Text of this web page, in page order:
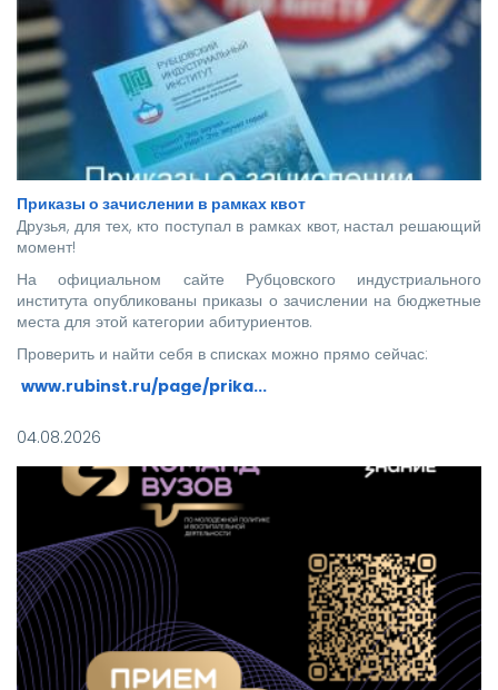
Приказы о зачислении в рамках квот
Друзья, для тех, кто поступал в рамках квот, настал решающий
момент!
На официальном сайте Рубцовского индустриального
института опубликованы приказы о зачислении на бюджетные
места для этой категории абитуриентов.
Проверить и найти себя в списках можно прямо сейчас:
www.rubinst.ru/page/prika...
непростой путь! Ваше место в нашей дружной семье уже
04.08.2026